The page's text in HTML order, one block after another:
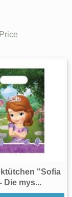
Price
"Sofia
Die mys...